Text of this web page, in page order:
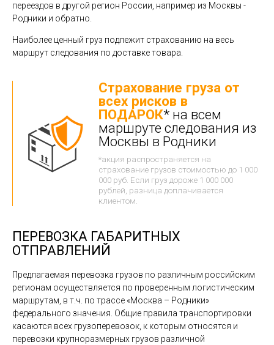
переездов в другой регион России, например из Москвы -
Родники и обратно.
Наиболее ценный груз подлежит страхованию на весь
маршрут следования по доставке товара.
Страхование груза от
всех рисков в
ПОДАРОК* на всем
маршруте следования из
Москвы в Родники
*акция распространяется на
страхование грузов стоимостью до 1 000
000 руб. Если груз дороже 1 000 000
рублей, разница доплачивается
клиентом.
ПЕРЕВОЗКА ГАБАРИТНЫХ
ОТПРАВЛЕНИЙ
Предлагаемая перевозка грузов по различным российским
регионам осуществляется по проверенным логистическим
маршрутам, в т.ч. по трассе «Москва – Родники»
федерального значения. Общие правила транспортировки
касаются всех грузоперевозок, к которым относятся и
перевозки крупноразмерных грузов различной